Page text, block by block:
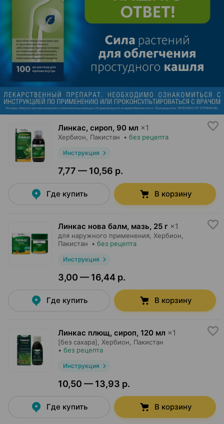
Линкас, сироп, 90 мл ×1
Хербион, Пакистан • без рецепта
Инструкция
7,77 — 10,56 р.
Где купить В корзину
Линкас нова балм, мазь, 25 г ×1
для наружного применения, Хербион,
Пакистан • без рецепта
Инструкция
3,00 — 16,44 р.
Где купить В корзину
Линкас плющ, сироп, 120 мл ×1
[без сахара], Хербион, Пакистан
• без рецепта
Инструкция
10,50 — 13,93 р.
Где купить В корзину